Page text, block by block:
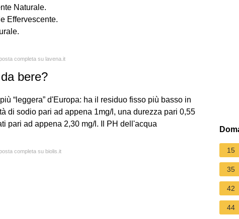
Naturale.
Effervescente.
completa su lavena.it
bere?
“leggera” d'Europa: ha il residuo fisso più basso in
di sodio pari ad appena 1mg/l, una durezza pari 0,55
pari ad appena 2,30 mg/l. Il PH dell'acqua
completa su biolis.it 15
35
42
44